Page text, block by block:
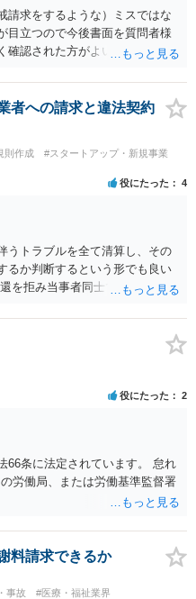
請求をするような）ミスではな
目立つので今後書面を質問者様
確認された方がよいと思われま
あるものと存じます。 通常は、
Ⅱ弁護士が誤字脱字等を確認 Ⅲ
なりますので、どこかの段階で
急性が高い案件では提出時に裁
うことはありますので、その
います。 ②証拠である薬品名を
しては依頼者にこちらの薬品で
す。他のミスに比してこれは
確認いただいた方がよいと思い
ま甲号証のハンコが押されたま
注意ですが、訴訟の勝敗に直結
れ、文字が間延びしている(読め
あると思います。 以上のとお
のではないと思われますので、
っとも、形式面も仕事の完成物
、今後は気を付けるように弁護
者への請求と違法契約
則作成
#スタートアップ・新規事業
役にたった 4
うトラブルを全て清算し、その
るか判断するという形でも良い
を拒み当事者同士での解決が困
役にたった 2
66条に法定されています。 怠れ
労働局、または労働基準監督署
料請求できるか
事故
#医療・福祉業界